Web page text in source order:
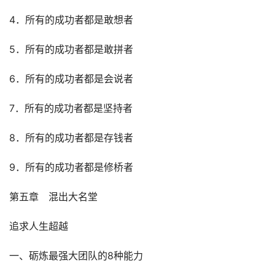
4．所有的成功者都是敢想者
5．所有的成功者都是敢拼者
6．所有的成功者都是会说者
7．所有的成功者都是坚持者
8．所有的成功者都是存钱者
9．所有的成功者都是修桥者
第五章　混出大名堂
追求人生超越
一、砺炼最强大团队的8种能力